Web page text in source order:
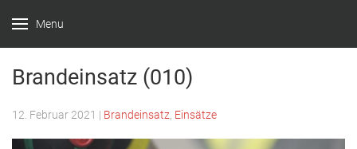
Menu
Witten –
Löscheinheit
Bommern
Brandeinsatz (010)
12. Februar 2021 | Brandeinsatz Einsätze